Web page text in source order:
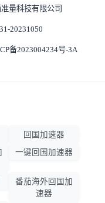
量科技有限公司
20231050
备2023004234号-3A
回国加速器
一键回国加速器
番茄海外回国加
速器